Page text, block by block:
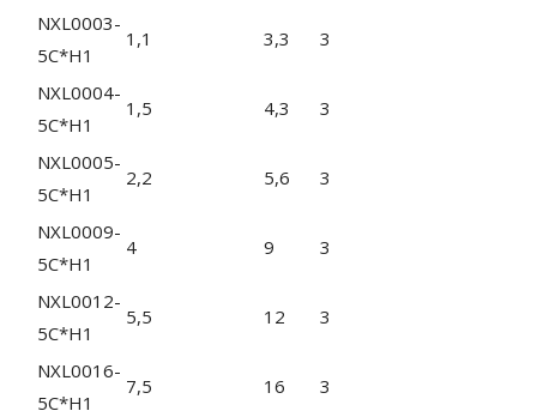
NXL0003-
5C*H1
1,1 3,3 3
NXL0004-
5C*H1
1,5 4,3 3
NXL0005-
5C*H1
2,2 5,6 3
NXL0009-
5C*H1
4 9 3
NXL0012-
5C*H1
5,5 12 3
NXL0016-
5C*H1
7,5 16 3